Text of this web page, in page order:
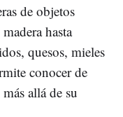
de objetos
hasta
quesos, mieles
conocer de
más allá de su